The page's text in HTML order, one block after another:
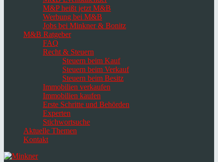
M&P heißt jetzt M&B
Werbung bei M&B
Jobs bei Minkner & Bonitz
M&B Ratgeber
FAQ
Recht & Steuern
Steuern beim Kauf
Steuern beim Verkauf
Steuern beim Besitz
Immobilien verkaufen
Immobilien kaufen
Erste Schritte und Behörden
Experten
Stichwortsuche
Aktuelle Themen
Kontakt